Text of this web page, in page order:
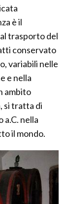
è il
trasporto del
conservato
variabili nelle
e nella
ambito
si tratta di
a.C. nella
il mondo.